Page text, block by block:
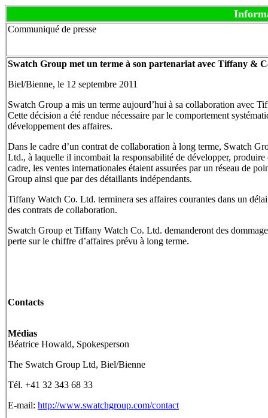
Communiqué de presse
Swatch Group met un terme à son partenariat avec Tiffany &
Biel/Bienne, le 12 septembre 2011
Swatch Group a mis un terme aujourd’hui à sa collaboration avec
Cette décision a été rendue nécessaire par le comportement
développement des affaires.
Dans le cadre d’un contrat de collaboration à long terme, Swatch
Ltd., à laquelle il incombait la responsabilité de développer,
cadre, les ventes internationales étaient assurées par un réseau de
Group ainsi que par des détaillants indépendants.
Tiffany Watch Co. Ltd. terminera ses affaires courantes dans un
des contrats de collaboration.
Swatch Group et Tiffany Watch Co. Ltd. demanderont des
perte sur le chiffre d’affaires prévu à long terme.
Contacts
Médias
Béatrice Howald, Spokesperson
The Swatch Group Ltd, Biel/Bienne
Tél. +41 32 343 68 33
E-mail: http://www.swatchgroup.com/contact